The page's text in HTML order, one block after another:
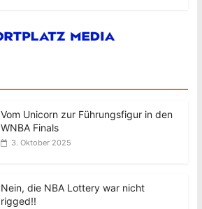
Vom Unicorn zur Führungsfigur in den
WNBA Finals
3. Oktober 2025
Nein, die NBA Lottery war nicht
rigged!!